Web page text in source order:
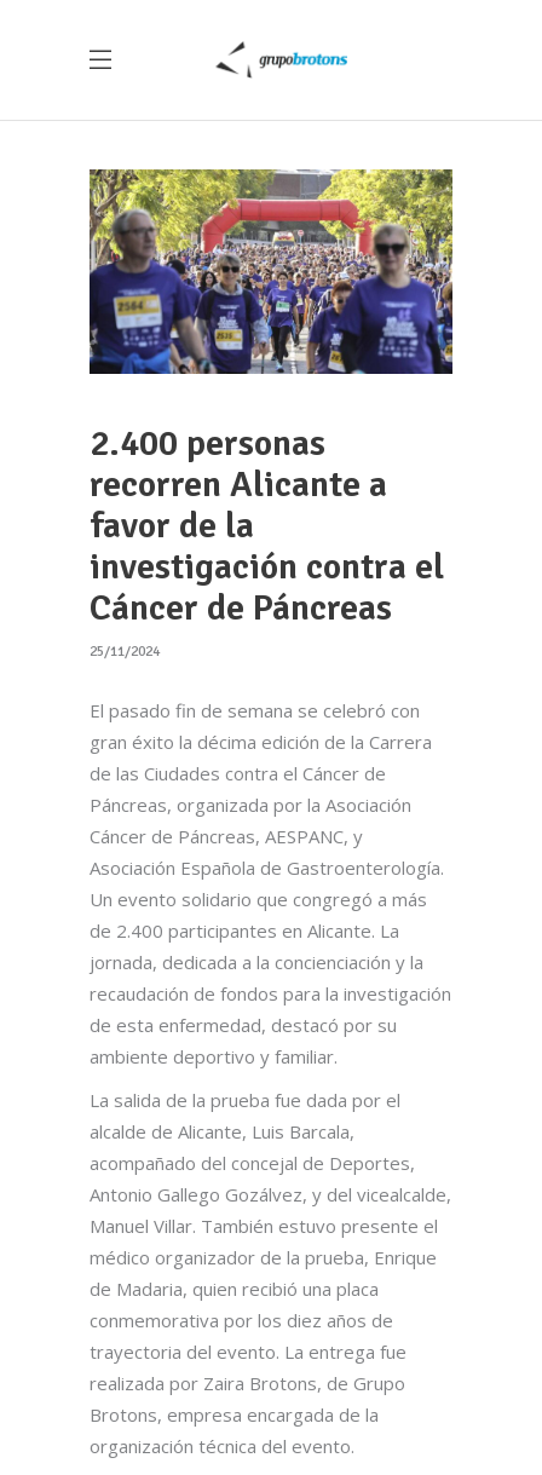
2.400 personas
recorren Alicante a
favor de la
investigación contra el
Cáncer de Páncreas
25/11/2024
El pasado fin de semana se celebró con
gran éxito la décima edición de la Carrera
de las Ciudades contra el Cáncer de
Páncreas, organizada por la Asociación
Cáncer de Páncreas, AESPANC, y
Asociación Española de Gastroenterología.
Un evento solidario que congregó a más
de 2.400 participantes en Alicante. La
jornada, dedicada a la concienciación y la
recaudación de fondos para la investigación
de esta enfermedad, destacó por su
ambiente deportivo y familiar.
La salida de la prueba fue dada por el
alcalde de Alicante, Luis Barcala,
acompañado del concejal de Deportes,
Antonio Gallego Gozálvez, y del vicealcalde,
Manuel Villar. También estuvo presente el
médico organizador de la prueba, Enrique
de Madaria, quien recibió una placa
conmemorativa por los diez años de
trayectoria del evento. La entrega fue
realizada por Zaira Brotons, de Grupo
Brotons, empresa encargada de la
organización técnica del evento.